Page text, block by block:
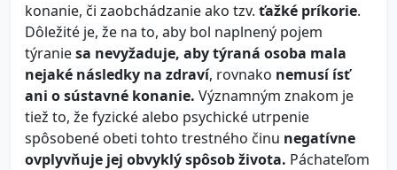
konanie, či zaobchádzanie ako tzv. ťažké príkorie.
Dôležité je, že na to, aby bol naplnený pojem
týraniesa nevyžaduje, aby týraná osoba mala
nejaké následky na zdraví, rovnako nemusí ísť
ani o sústavné konanie. Významným znakom je
tiež to, že fyzické alebo psychické utrpenie
spôsobené obeti tohto trestného činu negatívne
ovplyvňuje jej obvyklý spôsob života. Páchateľom